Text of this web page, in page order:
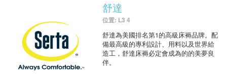
舒達
位置: L3 4
舒達為美國排名第1的高級床褥品牌。配
備最高級的專利設計、用料以及世界給
造工，舒達床褥必定會成為的的美夢良
伴。